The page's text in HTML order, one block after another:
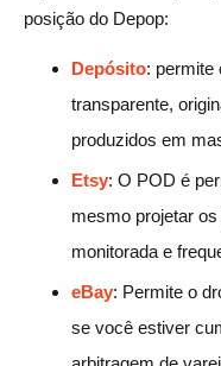
posição do Depop:
Depósito: permite
transparente,
produzidos em
Etsy: O POD é
mesmo projetar
monitorada e
eBay: Permite o
se você estiver